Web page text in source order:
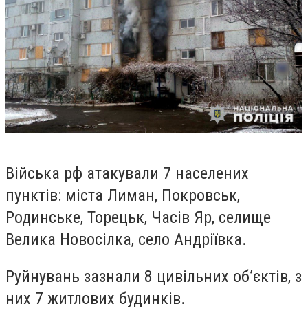
Війська рф атакували 7 населених
пунктів: міста Лиман, Покровськ,
Родинське, Торецьк, Часів Яр, селище
Велика Новосілка, село Андріївка.
Руйнувань зазнали 8 цивільних об’єктів, з
них 7 житлових будинків.